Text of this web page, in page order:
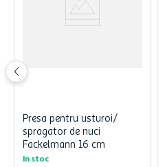
Presa pentru usturoi/
spragator de nuci
Fackelmann 16 cm
In stoc